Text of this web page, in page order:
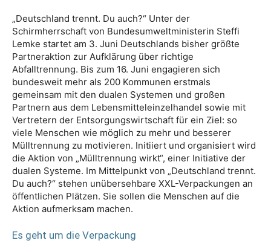
„Deutschland trennt. Du auch?“ Unter der
Schirmherrschaft von Bundesumweltministerin Steffi
Lemke startet am 3. Juni Deutschlands bisher größte
Partneraktion zur Aufklärung über richtige
Abfalltrennung. Bis zum 16. Juni engagieren sich
bundesweit mehr als 200 Kommunen erstmals
gemeinsam mit den dualen Systemen und großen
Partnern aus dem Lebensmitteleinzelhandel sowie mit
Vertretern der Entsorgungswirtschaft für ein Ziel: so
viele Menschen wie möglich zu mehr und besserer
Mülltrennung zu motivieren. Initiiert und organisiert wird
die Aktion von „Mülltrennung wirkt“, einer Initiative der
dualen Systeme. Im Mittelpunkt von „Deutschland trennt.
Du auch?“ stehen unübersehbare XXL-Verpackungen an
öffentlichen Plätzen. Sie sollen die Menschen auf die
Aktion aufmerksam machen.
Es geht um die Verpackung